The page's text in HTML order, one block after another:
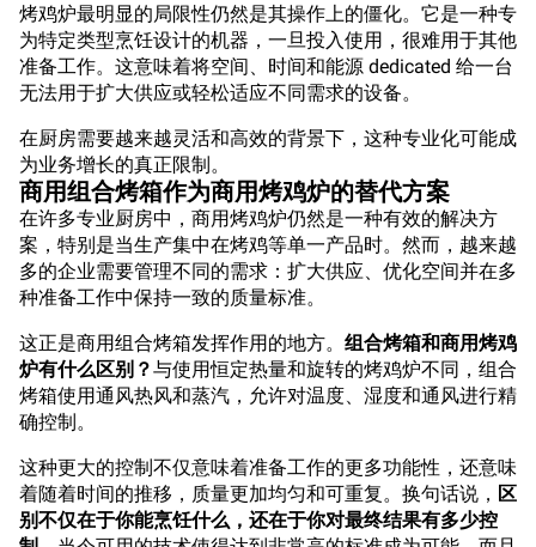
烤鸡炉最明显的局限性仍然是其操作上的僵化。它是一种专
为特定类型烹饪设计的机器，一旦投入使用，很难用于其他
准备工作。这意味着将空间、时间和能源 dedicated 给一台
无法用于扩大供应或轻松适应不同需求的设备。
在厨房需要越来越灵活和高效的背景下，这种专业化可能成
为业务增长的真正限制。
商用组合烤箱作为商用烤鸡炉的替代方案
在许多专业厨房中，商用烤鸡炉仍然是一种有效的解决方
案，特别是当生产集中在烤鸡等单一产品时。然而，越来越
多的企业需要管理不同的需求：扩大供应、优化空间并在多
种准备工作中保持一致的质量标准。
这正是商用组合烤箱发挥作用的地方。 组合烤箱和商用烤鸡
炉有什么区别？与使用恒定热量和旋转的烤鸡炉不同，组合
烤箱使用通风热风和蒸汽，允许对温度、湿度和通风进行精
确控制。
这种更大的控制不仅意味着准备工作的更多功能性，还意味
着随着时间的推移，质量更加均匀和可重复。换句话说， 区
别不仅在于你能烹饪什么，还在于你对最终结果有多少控